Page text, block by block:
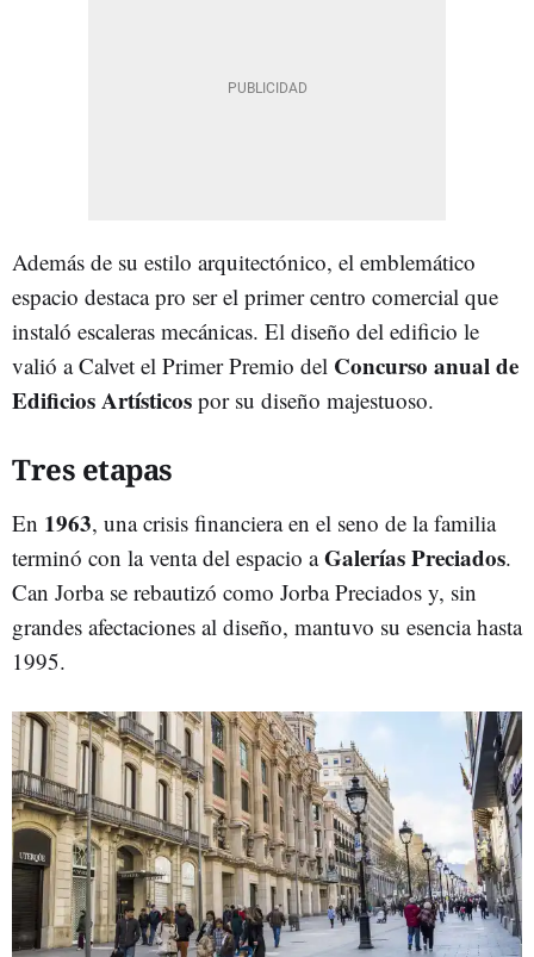
Además de su estilo arquitectónico, el emblemático
espacio destaca pro ser el primer centro comercial que
instaló escaleras mecánicas. El diseño del edificio le
valió a Calvet el Primer Premio del Concurso anual de
Edificios Artísticos por su diseño majestuoso.
Tres etapas
En 1963, una crisis financiera en el seno de la familia
terminó con la venta del espacio aGalerías Preciados.
Can Jorba se rebautizó como Jorba Preciados y, sin
grandes afectaciones al diseño, mantuvo su esencia hasta
1995.